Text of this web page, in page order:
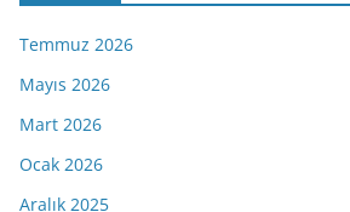
Temmuz 2026
Mayıs 2026
Mart 2026
Ocak 2026
Aralık 2025